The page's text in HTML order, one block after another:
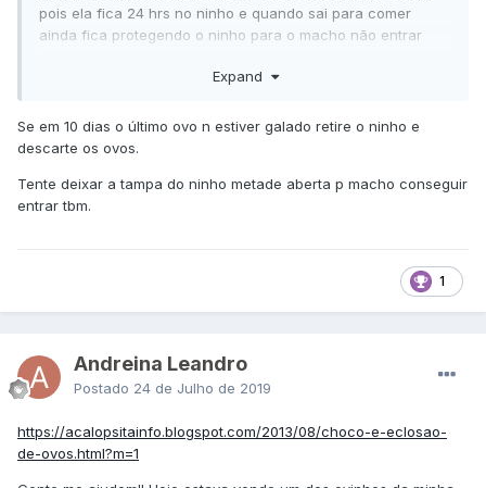
pois ela fica 24 hrs no ninho e quando sai para comer
ainda fica protegendo o ninho para o macho não entrar
como proceder? Tiro o ninho?? Se deixo, até qdo??
Expand
Se em 10 dias o último ovo n estiver galado retire o ninho e
descarte os ovos.
Tente deixar a tampa do ninho metade aberta p macho conseguir
entrar tbm.
1
Andreina Leandro
Postado 24 de Julho de 2019
https://acalopsitainfo.blogspot.com/2013/08/choco-e-eclosao-
de-ovos.html?m=1